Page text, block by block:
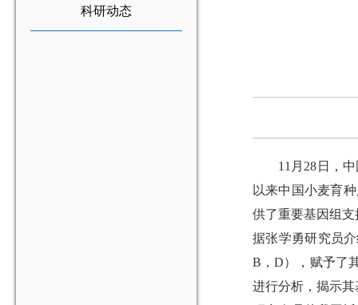
科研动态
11 月 28 日，
以来中国小麦育
供了重要基因组
据张学勇研究员
B ，D），赋予了
进行分析，揭示